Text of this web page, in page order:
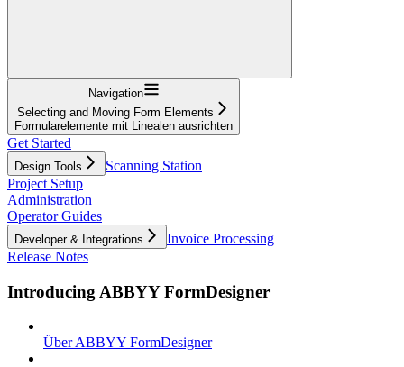
Navigation
Selecting and Moving Form Elements
Formularelemente mit Linealen ausrichten
Get Started
Design Tools
Scanning Station
Project Setup
Administration
Operator Guides
Developer & Integrations
Invoice Processing
Release Notes
Introducing ABBYY FormDesigner
Über ABBYY FormDesigner